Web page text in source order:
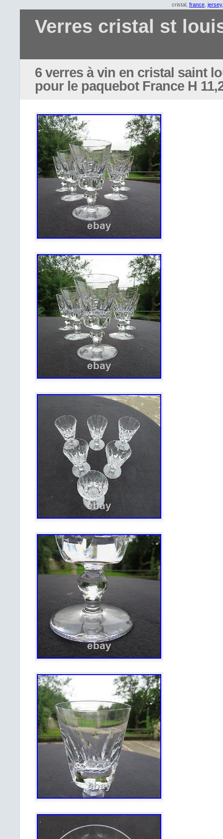
cristal, france jersey
Verres cristal st
6 verres à vin en cristal saint
pour le paquebot France H